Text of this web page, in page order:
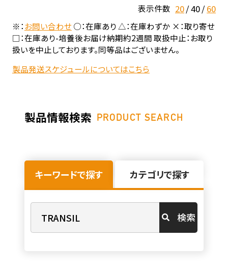
表示件数 20 40 60
※：お問い合わせ○：在庫あり △：在庫わずか ×：取り寄せ
□：在庫あり-培養後お届け納期約2週間 取扱中止：お取り
扱いを中止しております。同等品はございません。
製品発送スケジュールについてはこちら
製品情報検索 PRODUCT SEARCH
キーワードで探す カテゴリで探す
検索